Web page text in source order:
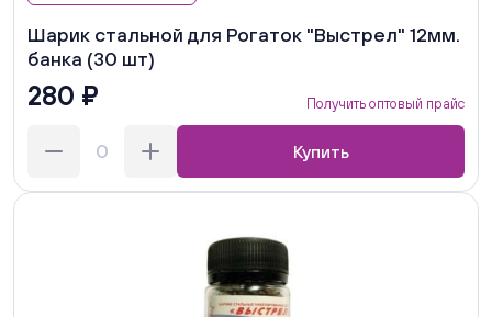
Шарик стальной для Рогаток "Выстрел" 12мм.
банка (30 шт)
280 ₽ Получить оптовый прайс
Купить